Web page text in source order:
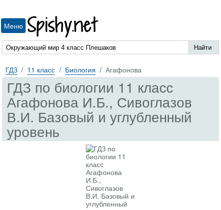
Меню Spishy.net
ГДЗ 11 класс Биология Агафонова
ГДЗ по биологии 11 класс
Агафонова И.Б., Сивоглазов
В.И. Базовый и углубленный
уровень